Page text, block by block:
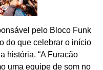
pelo Bloco Funk
do que celebrar o início
história. “A Furacão
uma equipe de som no